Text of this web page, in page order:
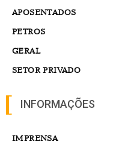
APOSENTADOS
PETROS
GERAL
SETOR PRIVADO
INFORMAÇÕES
IMPRENSA